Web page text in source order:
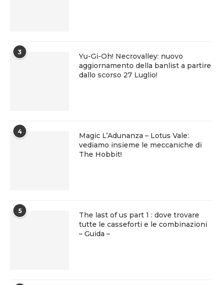
3
Yu-Gi-Oh! Necrovalley: nuovo
aggiornamento della banlist a partire
dallo scorso 27 Luglio!
4
Magic L’Adunanza – Lotus Vale:
vediamo insieme le meccaniche di
The Hobbit!
5
The last of us part 1 : dove trovare
tutte le casseforti e le combinazioni
– Guida –